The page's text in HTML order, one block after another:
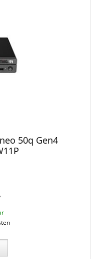
50q Gen4